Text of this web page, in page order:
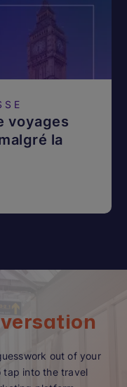
voyages
la
out of your
tap into the travel